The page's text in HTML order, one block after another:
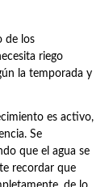
de los
riego
la temporada y
es activo,
Se
que el agua se
recordar que